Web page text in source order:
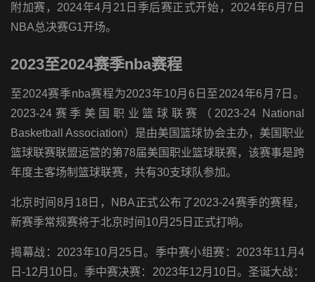
附加赛，2024年4月21日季后赛正式开始，2024年6月7日
NBA总决赛G1开场。
2023至2024赛季nba赛程
至2024赛季nba赛程为2023年10月6日至2024年6月7日。
2023-24赛季美国职业篮球联赛（2023-24 National
Basketball Association）是由美国篮球协会主办，美国职业
篮球联赛联盟运营的第78届美国职业篮球联赛，该赛事是跨
年度主客场制篮球联赛，共有30支球队参加。
北京时间8月18日，NBA正式公布了2023-24赛季的赛程，
新赛季常规赛将于北京时间10月25日正式打响。
揭幕战：2023年10月25日。季中赛小组赛：2023年11月4
日-12月10日。季中赛决赛：2023年12月10日。圣诞大战：